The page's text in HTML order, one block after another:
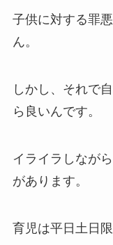
子供に対する罪
ん。
しかし、それで
ら良いんです。
イライラしなが
があります。
育児は平日土日